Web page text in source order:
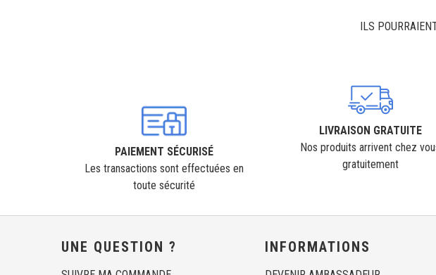
ILS
PAIEMENT SÉCURISÉ
Les transactions sont effectuées en
toute sécurité
LIVRAISON GRATUITE
Nos produits arrivent chez
gratuitement
UNE QUESTION ? INFORMATIONS